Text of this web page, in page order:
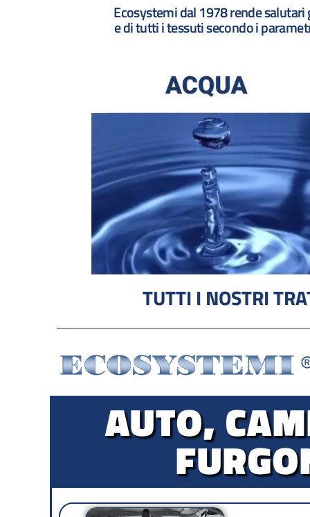
Ecosystemi dal 1978 rende
e di tutti i tessuti secondo i
TUTTI I NOSTRI
AUTO,